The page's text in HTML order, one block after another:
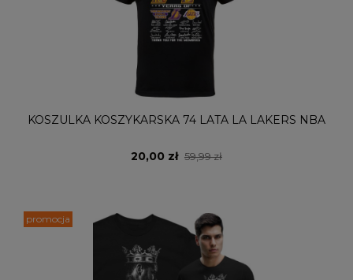
KOSZULKA KOSZYKARSKA 74 LATA LA LAKERS NBA
20,00 zł 59,99 zł
promocja